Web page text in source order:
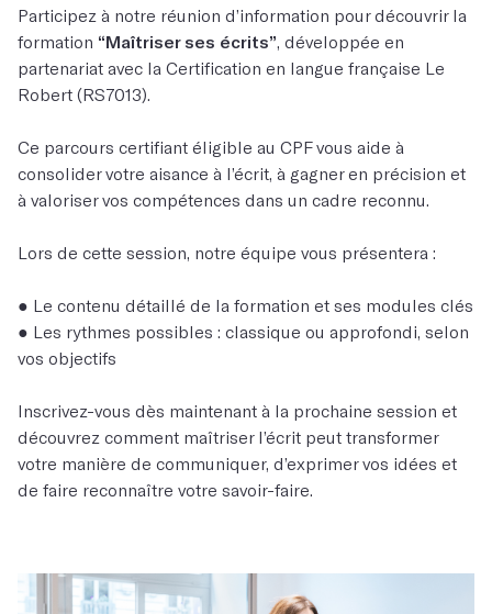
Participez à notre réunion d’information pour découvrir la
formation “Maîtriser ses écrits”, développée en
partenariat avec la Certification en langue française Le
Robert (RS7013).
Ce parcours certifiant éligible au CPF vous aide à
consolider votre aisance à l’écrit, à gagner en précision et
à valoriser vos compétences dans un cadre reconnu.
Lors de cette session, notre équipe vous présentera :
● Le contenu détaillé de la formation et ses modules clés
● Les rythmes possibles : classique ou approfondi, selon
vos objectifs
Inscrivez-vous dès maintenant à la prochaine session et
découvrez comment maîtriser l’écrit peut transformer
votre manière de communiquer, d’exprimer vos idées et
de faire reconnaître votre savoir-faire.